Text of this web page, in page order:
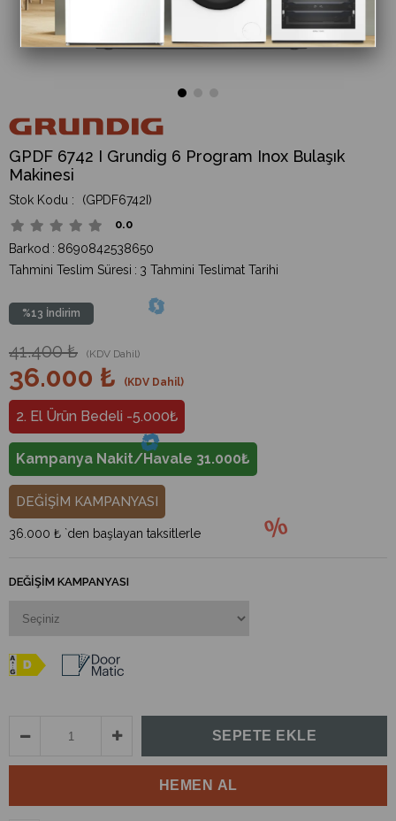
GPDF 6742 I Grundig 6 Program Inox Bulaşık
Makinesi
(GPDF6742I)
0.0
Barkod : 8690842538650
Tahmini Teslim Süresi : 3 Tahmini Teslimat Tarihi
%13 İndirim
41.400 ₺ (KDV Dahil)
36.000 ₺ (KDV Dahil)
2. El Ürün Bedeli -5.000₺
Kampanya Nakit/Havale 31.000₺
DEĞİŞİM KAMPANYASI
36.000 ₺ `den başlayan taksitlerle
DEĞIŞIM KAMPANYASI